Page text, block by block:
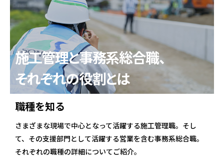
施工管理と事務系総合職、
それぞれの役割とは
職種を知る
さまざまな現場で中心となって活躍する施工管理職。そし
て、その支援部門として活躍する営業を含む事務系総合職。
それぞれの職種の詳細についてご紹介。